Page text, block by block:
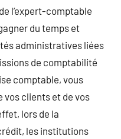
l’expert-comptable
du temps et
administratives liées
de comptabilité
comptable, vous
vos clients et de vos
lors de la
les institutions